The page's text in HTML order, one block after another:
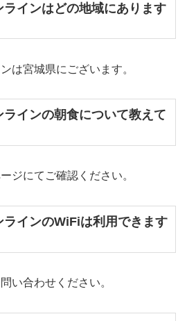
インはどの地域にあります
は宮城県にございます。
インの朝食について教えて
ジにてご確認ください。
インのWiFiは利用できます
い合わせください。